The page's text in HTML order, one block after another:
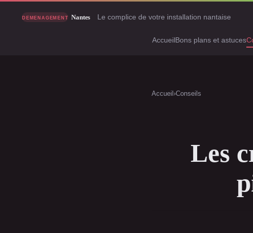
Le complice de votre installation nantaise
AccueilBons plans et astuces
Accueil ›Conseils
Les